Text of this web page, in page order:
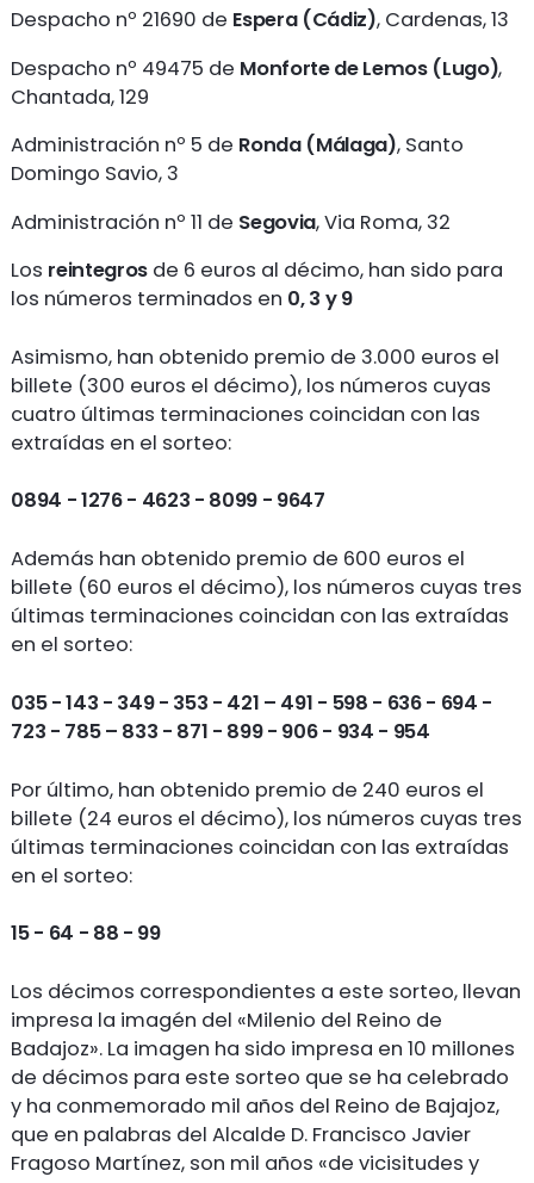
Despacho nº 21690 de Espera (Cádiz), Cardenas, 13
Despacho nº 49475 de Monforte de Lemos (Lugo),
Chantada, 129
Administración nº 5 de Ronda (Málaga), Santo
Domingo Savio, 3
Administración nº 11 de Segovia, Via Roma, 32
Los reintegros de 6 euros al décimo, han sido para
los números terminados en 0,3 y 9
Asimismo, han obtenido premio de 3.000 euros el
billete (300 euros el décimo), los números cuyas
cuatro últimas terminaciones coincidan con las
extraídas en el sorteo:
0894 - 1276 - 4623 - 8099 - 9647
Además han obtenido premio de 600 euros el
billete (60 euros el décimo), los números cuyas tres
últimas terminaciones coincidan con las extraídas
en el sorteo:
035 - 143 - 349 - 353 - 421 – 491 - 598 - 636 - 694 -
723 - 785 – 833 - 871 - 899 - 906 - 934 - 954
Por último, han obtenido premio de 240 euros el
billete (24 euros el décimo), los números cuyas tres
últimas terminaciones coincidan con las extraídas
en el sorteo:
15 - 64 - 88 - 99
Los décimos correspondientes a este sorteo, llevan
impresa la imagén del «Milenio del Reino de
Badajoz». La imagen ha sido impresa en 10 millones
de décimos para este sorteo que se ha celebrado
y ha conmemorado mil años del Reino de Bajajoz,
que en palabras del Alcalde D. Francisco Javier
Fragoso Martínez, son mil años «de vicisitudes y